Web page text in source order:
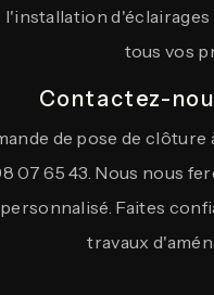
tous vos
Contactez-
de pose de
07 65 43. Nous nous
Faites
travaux